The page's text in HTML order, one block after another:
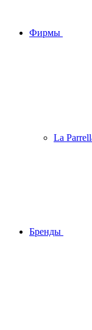
Фирмы
La
Бренды